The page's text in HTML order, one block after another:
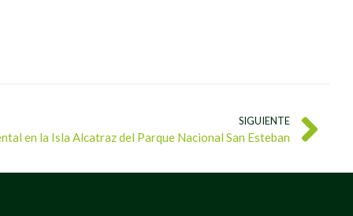
SIGUIENTE
en la Isla Alcatraz del Parque Nacional San Esteban